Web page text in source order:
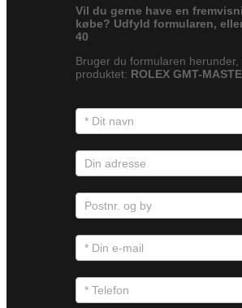
Vil du gerne have en
købe? Udfyld formularen,
40
Bruger du formularen
produktet: ROLEX GMT-